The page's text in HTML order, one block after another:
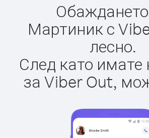
Мартиник с
лесно.
След като имате
за Viber Out,